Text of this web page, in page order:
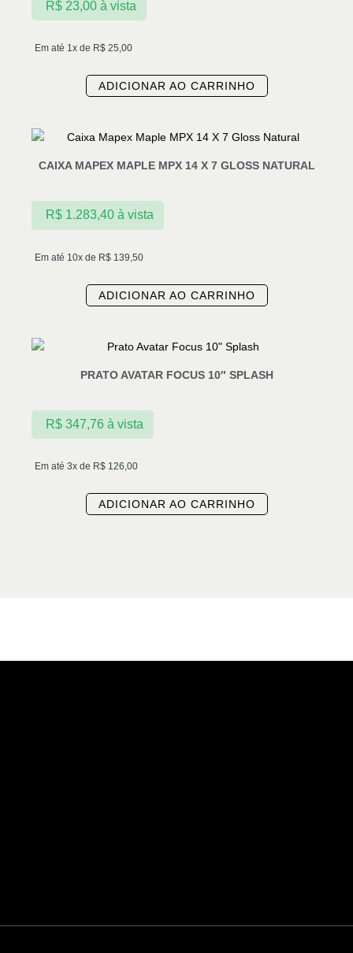
Em até 1x de R$ 25,00
R$23,00 à vista
ADICIONAR AO CARRINHO
CAIXA MAPEX MAPLE MPX 14 X 7 GLOSS NATURAL
Em até 10x de R$ 139,50
R$1.283,40 à vista
ADICIONAR AO CARRINHO
PRATO AVATAR FOCUS 10″ SPLASH
Em até 3x de R$ 126,00
R$347,76 à vista
ADICIONAR AO CARRINHO